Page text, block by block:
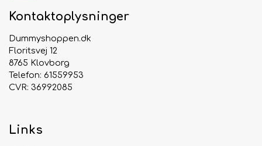
Kontaktoplysninger
Dummyshoppen.dk
Floritsvej 12
8765 Klovborg
Telefon: 61559953
CVR: 36992085
Links